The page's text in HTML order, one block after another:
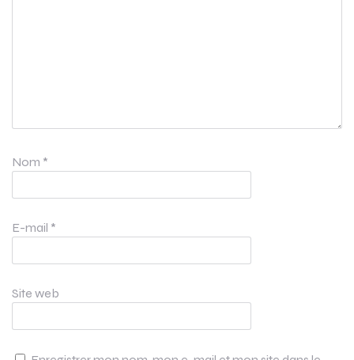
Nom *
E-mail *
Site web